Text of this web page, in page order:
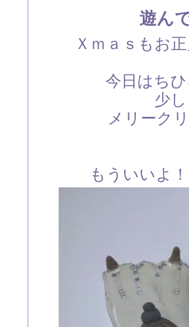
遊ん
Ｘｍａｓもお
今日はち
少
メリーク
もういいよ